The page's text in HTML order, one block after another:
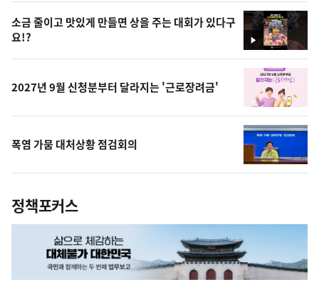
상
영
상
소금 줄이고 맛있게 만들면 상을 주는 대회가 있다구
요!?
2027년 9월 신청분부터 달라지는 '근로장려금'
폭염 가뭄 대처상황 점검회의
정책포커스